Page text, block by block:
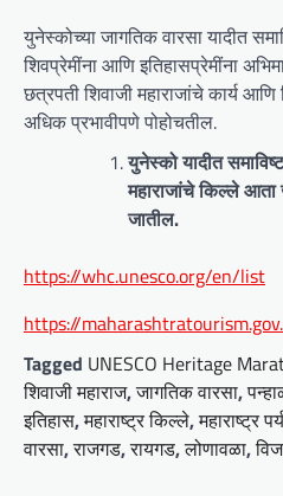
युनेस्कोच्या जागतिक वारसा यादीत
शिवप्रेमींना आणि इतिहासप्रेमींना
छत्रपती शिवाजी महाराजांचे कार्य
अधिक प्रभावीपणे पोहोचतील.
युनेस्को यादीत
महाराजांचे किल्ले
जातील.
https://whc.unesco.org/en/list
https://
Tagged UNESCO Heritage
शिवाजी महाराज,जागतिक वारसा,
इतिहास,महाराष्ट्र किल्ले,महाराष्ट्र
वारसा,राजगड,रायगड,लोणावळा,